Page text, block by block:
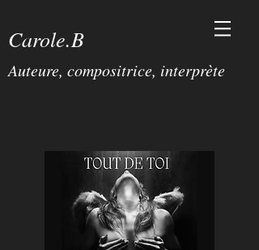
Carole.B
Auteure, compositrice, interprète